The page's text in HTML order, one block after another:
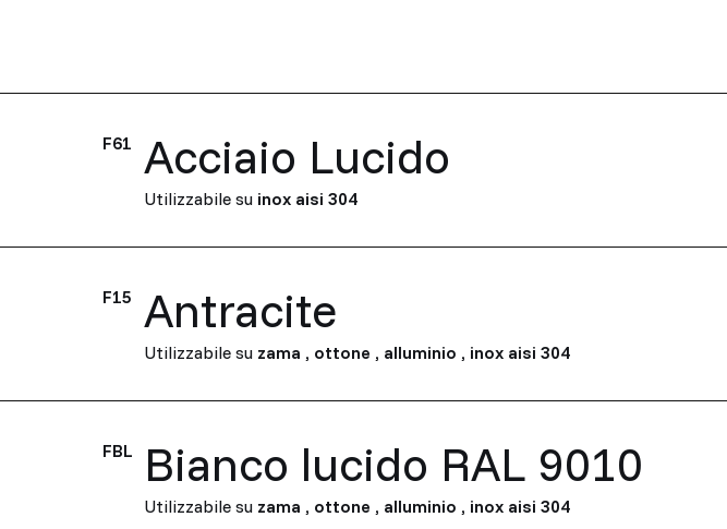
F61 Acciaio Lucido
Utilizzabile su inox aisi 304
F15 Antracite
Utilizzabile su zama , ottone , alluminio , inox aisi 304
FBL Bianco lucido RAL 9010
Utilizzabile su zama , ottone , alluminio , inox aisi 304